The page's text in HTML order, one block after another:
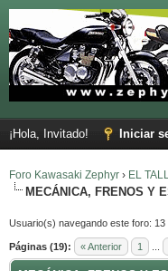
¡Hola, Invitado! Iniciar
Foro Kawasaki Zephyr › EL
MECÁNICA, FRENOS Y
Usuario(s) navegando este foro: 13
Páginas (19): « Anterior 1